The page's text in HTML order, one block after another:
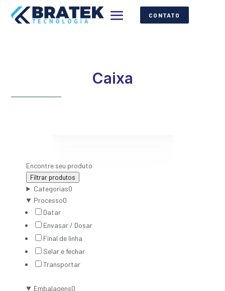
CONTATO
Caixa
Encontre seu produto
Filtrar produtos
Categorias0
Processo0
Datar
Envasar / Dosar
Final de linha
Selar e fechar
Transportar
Embalagens0